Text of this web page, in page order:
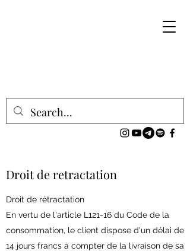
Droit de retractation
Droit de rétractation
En vertu de l'article L121-16 du Code de la
consommation, le client dispose d'un délai de
14 jours francs à compter de la livraison de sa